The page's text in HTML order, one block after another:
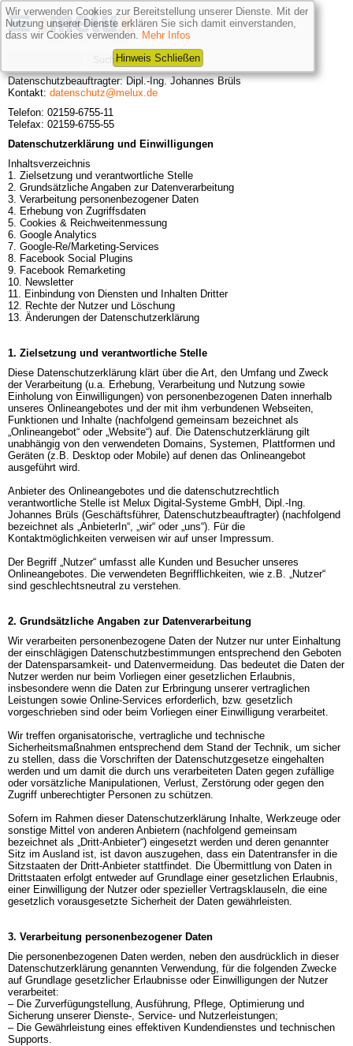
Datenschutzbeauftragter: Dipl.-Ing. Johannes Brüls
Kontakt: datenschutz@melux.de
Telefon: 02159-6755-11
Telefax: 02159-6755-55
Datenschutzerklärung und Einwilligungen
Inhaltsverzeichnis
1. Zielsetzung und verantwortliche Stelle
2. Grundsätzliche Angaben zur Datenverarbeitung
3. Verarbeitung personenbezogener Daten
4. Erhebung von Zugriffsdaten
5. Cookies & Reichweitenmessung
6. Google Analytics
7. Google-Re/Marketing-Services
8. Facebook Social Plugins
9. Facebook Remarketing
10. Newsletter
11. Einbindung von Diensten und Inhalten Dritter
12. Rechte der Nutzer und Löschung
13. Änderungen der Datenschutzerklärung
1. Zielsetzung und verantwortliche Stelle
Diese Datenschutzerklärung klärt über die Art, den Umfang und Zweck
der Verarbeitung (u.a. Erhebung, Verarbeitung und Nutzung sowie
Einholung von Einwilligungen) von personenbezogenen Daten innerhalb
unseres Onlineangebotes und der mit ihm verbundenen Webseiten,
Funktionen und Inhalte (nachfolgend gemeinsam bezeichnet als
„Onlineangebot“ oder „Website“) auf. Die Datenschutzerklärung gilt
unabhängig von den verwendeten Domains, Systemen, Plattformen und
Geräten (z.B. Desktop oder Mobile) auf denen das Onlineangebot
ausgeführt wird.
Anbieter des Onlineangebotes und die datenschutzrechtlich
verantwortliche Stelle ist Melux Digital-Systeme GmbH, Dipl.-Ing.
Johannes Brüls (Geschäftsführer, Datenschutzbeauftragter) (nachfolgend
bezeichnet als „AnbieterIn“, „wir“ oder „uns“). Für die
Kontaktmöglichkeiten verweisen wir auf unser Impressum.
Der Begriff „Nutzer“ umfasst alle Kunden und Besucher unseres
Onlineangebotes. Die verwendeten Begrifflichkeiten, wie z.B. „Nutzer“
sind geschlechtsneutral zu verstehen.
2. Grundsätzliche Angaben zur Datenverarbeitung
Wir verarbeiten personenbezogene Daten der Nutzer nur unter Einhaltung
der einschlägigen Datenschutzbestimmungen entsprechend den Geboten
der Datensparsamkeit- und Datenvermeidung. Das bedeutet die Daten der
Nutzer werden nur beim Vorliegen einer gesetzlichen Erlaubnis,
insbesondere wenn die Daten zur Erbringung unserer vertraglichen
Leistungen sowie Online-Services erforderlich, bzw. gesetzlich
vorgeschrieben sind oder beim Vorliegen einer Einwilligung verarbeitet.
Wir treffen organisatorische, vertragliche und technische
Sicherheitsmaßnahmen entsprechend dem Stand der Technik, um sicher
zu stellen, dass die Vorschriften der Datenschutzgesetze eingehalten
werden und um damit die durch uns verarbeiteten Daten gegen zufällige
oder vorsätzliche Manipulationen, Verlust, Zerstörung oder gegen den
Zugriff unberechtigter Personen zu schützen.
Sofern im Rahmen dieser Datenschutzerklärung Inhalte, Werkzeuge oder
sonstige Mittel von anderen Anbietern (nachfolgend gemeinsam
bezeichnet als „Dritt-Anbieter“) eingesetzt werden und deren genannter
Sitz im Ausland ist, ist davon auszugehen, dass ein Datentransfer in die
Sitzstaaten der Dritt-Anbieter stattfindet. Die Übermittlung von Daten in
Drittstaaten erfolgt entweder auf Grundlage einer gesetzlichen Erlaubnis,
einer Einwilligung der Nutzer oder spezieller Vertragsklauseln, die eine
gesetzlich vorausgesetzte Sicherheit der Daten gewährleisten.
3. Verarbeitung personenbezogener Daten
Die personenbezogenen Daten werden, neben den ausdrücklich in dieser
Datenschutzerklärung genannten Verwendung, für die folgenden Zwecke
auf Grundlage gesetzlicher Erlaubnisse oder Einwilligungen der Nutzer
verarbeitet:
– Die Zurverfügungstellung, Ausführung, Pflege, Optimierung und
Sicherung unserer Dienste-, Service- und Nutzerleistungen;
– Die Gewährleistung eines effektiven Kundendienstes und technischen
Supports.
Wir verwenden Cookies zur Bereitstellung unserer Dienste. Mit der
Nutzung unserer Dienste erklären Sie sich damit einverstanden,
dass wir Cookies verwenden. Mehr Infos
Hinweis Schließen